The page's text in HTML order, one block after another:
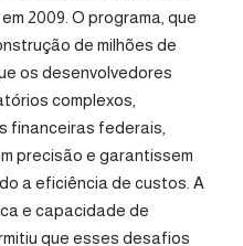
2009. O programa, que
de milhões de
os desenvolvedores
complexos,
financeiras federais,
precisão e garantissem
a eficiência de custos. A
e capacidade de
que esses desafios